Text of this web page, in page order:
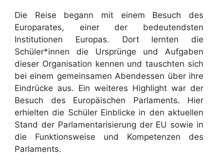
Die Reise begann mit einem Besuch des
Europarates, einer der bedeutendsten
Institutionen Europas. Dort lernten die
Schüler*innen die Ursprünge und Aufgaben
dieser Organisation kennen und tauschten sich
bei einem gemeinsamen Abendessen über ihre
Eindrücke aus. Ein weiteres Highlight war der
Besuch des Europäischen Parlaments. Hier
erhielten die Schüler Einblicke in den aktuellen
Stand der Parlamentarisierung der EU sowie in
die Funktionsweise und Kompetenzen des
Parlaments.